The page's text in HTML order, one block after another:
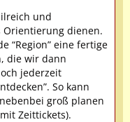
und
dienen.
“Region” eine fertige
die wir dann
jederzeit
So kann
groß planen
Zeittickets).